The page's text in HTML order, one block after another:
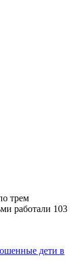
трем
работали 103
дети в